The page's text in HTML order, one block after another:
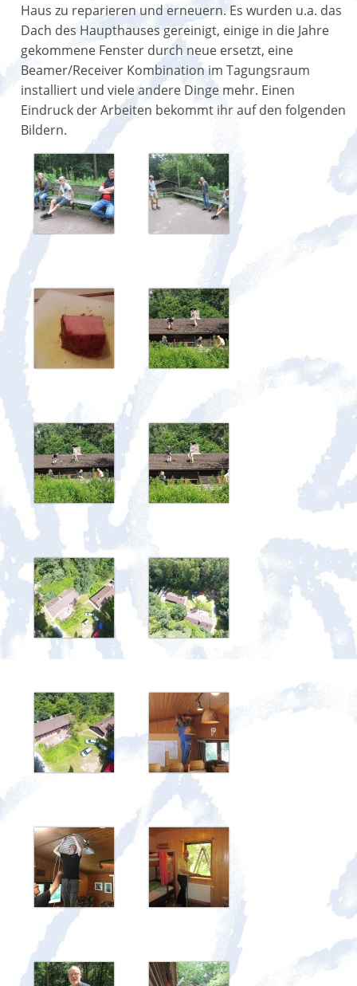
Haus zu reparieren und erneuern. Es wurden u.a. das
Dach des Haupthauses gereinigt, einige in die Jahre
gekommene Fenster durch neue ersetzt, eine
Beamer/Receiver Kombination im Tagungsraum
installiert und viele andere Dinge mehr. Einen
Eindruck der Arbeiten bekommt ihr auf den folgenden
Bildern.